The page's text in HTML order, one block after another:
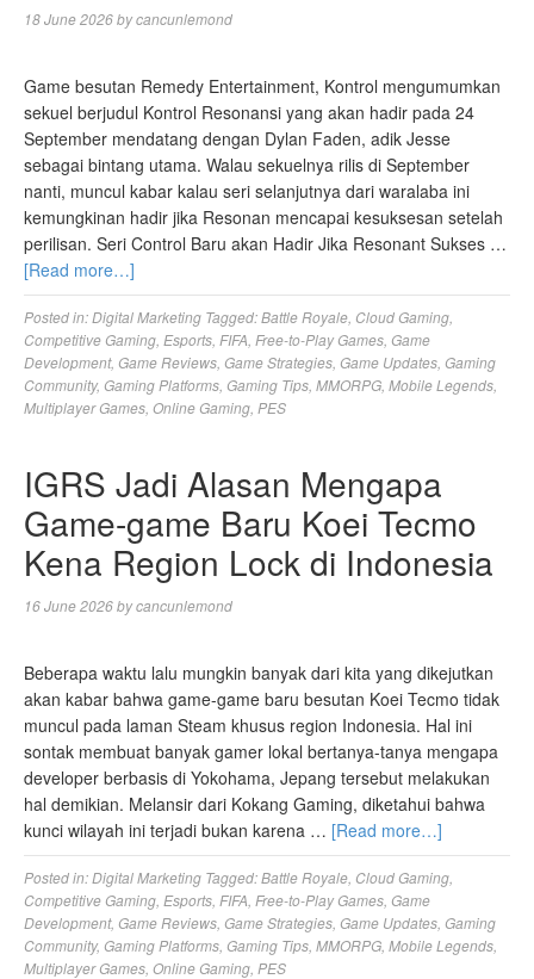
18 June 2026bycancunlemond
Game besutan Remedy Entertainment, Kontrol mengumumkan
sekuel berjudul Kontrol Resonansi yang akan hadir pada 24
September mendatang dengan Dylan Faden, adik Jesse
sebagai bintang utama. Walau sekuelnya rilis di September
nanti, muncul kabar kalau seri selanjutnya dari waralaba ini
kemungkinan hadir jika Resonan mencapai kesuksesan setelah
perilisan. Seri Control Baru akan Hadir Jika Resonant Sukses …
[Read more…]
Posted in:Digital Marketing Tagged:Battle Royale Cloud Gaming
Competitive Gaming Esports FIFA Free-to-Play Games Game
Development, Game Reviews Game Strategies Game Updates Gaming
Community, Gaming Platforms Gaming Tips MMORPG Mobile Legends
Multiplayer Games Online Gaming PES
IGRS Jadi Alasan Mengapa
Game-game Baru Koei Tecmo
Kena Region Lock di Indonesia
16 June 2026bycancunlemond
Beberapa waktu lalu mungkin banyak dari kita yang dikejutkan
akan kabar bahwa game-game baru besutan Koei Tecmo tidak
muncul pada laman Steam khusus region Indonesia. Hal ini
sontak membuat banyak gamer lokal bertanya-tanya mengapa
developer berbasis di Yokohama, Jepang tersebut melakukan
hal demikian. Melansir dari Kokang Gaming, diketahui bahwa
kunci wilayah ini terjadi bukan karena … [Read more…]
Posted in:Digital Marketing Tagged:Battle Royale Cloud Gaming
Competitive Gaming Esports FIFA Free-to-Play Games Game
Development, Game Reviews Game Strategies Game Updates Gaming
Community, Gaming Platforms Gaming Tips MMORPG Mobile Legends
Multiplayer Games Online Gaming PES